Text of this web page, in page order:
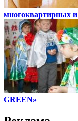
многоквартирных
GREEN»